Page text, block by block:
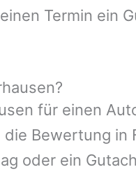
Termin ein
für einen
Bewertung
oder ein